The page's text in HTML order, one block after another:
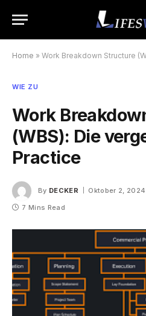
Home » Work Breakdown Structure
WIE ZU
Work
(WBS): Die
Practice
By DECKER Oktober 2, 2024
7 Mins Read